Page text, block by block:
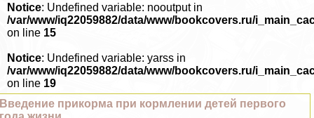
Notice: Undefined variable: nooutput in
/var/www/iq22059882/data/www/bookcovers.ru/
on line 15
Notice: Undefined variable: yarss in
/var/www/iq22059882/data/www/bookcovers.ru/
on line 19
Введение прикорма при кормлении детей первого